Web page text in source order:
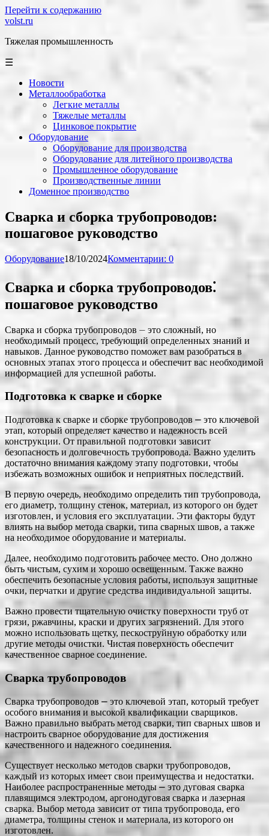
Перейти к содержанию
volst.ru
Тяжелая промышленность
☰
Новости
Металлообработка
Легкие металлы
Тяжелые металлы
Цинковое покрытие
Оборудование
Оборудование для производства
Оборудование для литейного производства
Промышленное оборудование
Производственные линии
Доменное производство
Сварка и сборка трубопроводов:
пошаговое руководство
Оборудование18/10/2024Комментарии: 0
Сварка и сборка трубопроводов⁚
пошаговое руководство
Сварка и сборка трубопроводов ⏤ это сложный, но
необходимый процесс, требующий определенных знаний и
навыков. Данное руководство поможет вам разобраться в
основных этапах этого процесса и обеспечит вас необходимой
информацией для успешной работы.
Подготовка к сварке и сборке
Подготовка к сварке и сборке трубопроводов ⎼ это ключевой
этап, который определяет качество и надежность всей
конструкции. От правильной подготовки зависит
безопасность и долговечность трубопровода. Важно уделить
достаточно внимания каждому этапу подготовки, чтобы
избежать возможных ошибок и неприятных последствий.
В первую очередь, необходимо определить тип трубопровода,
его диаметр, толщину стенок, материал, из которого он будет
изготовлен, и условия его эксплуатации. Эти факторы будут
влиять на выбор метода сварки, типа сварных швов, а также
на необходимое оборудование и материалы.
Далее, необходимо подготовить рабочее место. Оно должно
быть чистым, сухим и хорошо освещенным. Также важно
обеспечить безопасные условия работы, используя защитные
очки, перчатки и другие средства индивидуальной защиты.
Важно провести тщательную очистку поверхности труб от
грязи, ржавчины, краски и других загрязнений. Для этого
можно использовать щетку, пескоструйную обработку или
другие методы очистки. Чистая поверхность обеспечит
качественное сварное соединение.
Сварка трубопроводов
Сварка трубопроводов ⎼ это ключевой этап, который требует
особого внимания и высокой квалификации сварщиков.
Важно правильно выбрать метод сварки, тип сварных швов и
настроить сварное оборудование для достижения
качественного и надежного соединения.
Существует несколько методов сварки трубопроводов,
каждый из которых имеет свои преимущества и недостатки.
Наиболее распространенные методы ⎼ это дуговая сварка
плавящимся электродом, аргонодуговая сварка и лазерная
сварка. Выбор метода зависит от типа трубопровода, его
диаметра, толщины стенок и материала, из которого он
изготовлен.